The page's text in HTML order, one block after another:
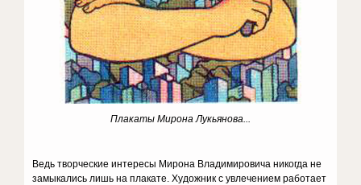
Плакаты Мирона Лукьянова...
Ведь творческие интересы Мирона Владимировича никогда не
замыкались лишь на плакате. Художник с увлечением работает